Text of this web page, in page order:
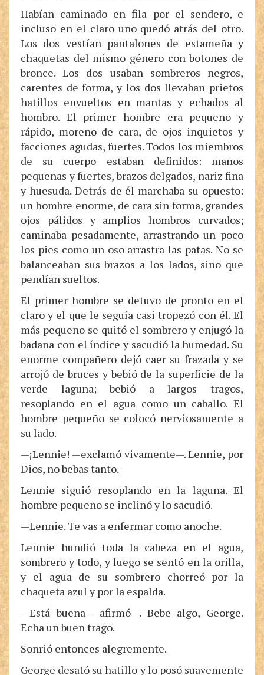
Habían caminado en fila por el sendero, e
incluso en el claro uno quedó atrás del otro.
Los dos vestían pantalones de estameña y
chaquetas del mismo género con botones de
bronce. Los dos usaban sombreros negros,
carentes de forma, y los dos llevaban prietos
hatillos envueltos en mantas y echados al
hombro. El primer hombre era pequeño y
rápido, moreno de cara, de ojos inquietos y
facciones agudas, fuertes. Todos los miembros
de su cuerpo estaban definidos: manos
pequeñas y fuertes, brazos delgados, nariz fina
y huesuda. Detrás de él marchaba su opuesto:
un hombre enorme, de cara sin forma, grandes
ojos pálidos y amplios hombros curvados;
caminaba pesadamente, arrastrando un poco
los pies como un oso arrastra las patas. No se
balanceaban sus brazos a los lados, sino que
pendían sueltos.
El primer hombre se detuvo de pronto en el
claro y el que le seguía casi tropezó con él. El
más pequeño se quitó el sombrero y enjugó la
badana con el índice y sacudió la humedad. Su
enorme compañero dejó caer su frazada y se
arrojó de bruces y bebió de la superficie de la
verde laguna; bebió a largos tragos,
resoplando en el agua como un caballo. El
hombre pequeño se colocó nerviosamente a
su lado.
—¡Lennie! —exclamó vivamente—. Lennie, por
Dios, no bebas tanto.
Lennie siguió resoplando en la laguna. El
hombre pequeño se inclinó y lo sacudió.
—Lennie. Te vas a enfermar como anoche.
Lennie hundió toda la cabeza en el agua,
sombrero y todo, y luego se sentó en la orilla,
y el agua de su sombrero chorreó por la
chaqueta azul y por la espalda.
—Está buena —afirmó—. Bebe algo, George.
Echa un buen trago.
Sonrió entonces alegremente.
George desató su hatillo y lo posó suavemente